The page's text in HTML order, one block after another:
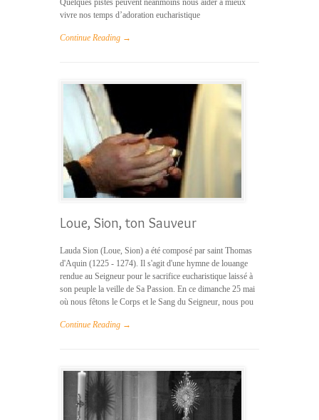
vivre nos temps d’adoration eucharistique
Continue Reading →
Loue, Sion, ton Sauveur
Lauda Sion (Loue, Sion) a été composé par saint Thomas
d'Aquin (1225 - 1274). Il s'agit d'une hymne de louange
rendue au Seigneur pour le sacrifice eucharistique laissé à
son peuple la veille de Sa Passion. En ce dimanche 25 mai
où nous fêtons le Corps et le Sang du Seigneur, nous pou
Continue Reading →